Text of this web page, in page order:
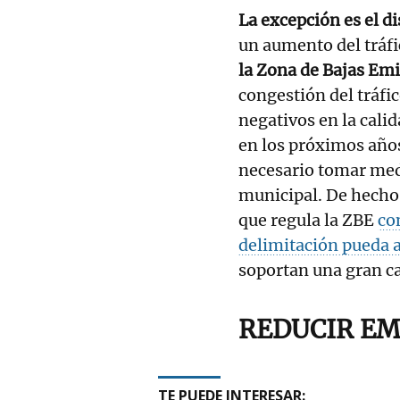
La excepción es el
un aumento del
la Zona de Bajas
congestión del
negativos en la
en los próximos
necesario tomar
municipal. De
que regula la ZBE
delimitación pueda
soportan una gran
REDUCIR
TE PUEDE INTERESAR: